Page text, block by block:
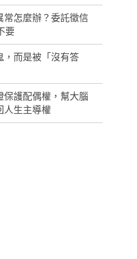
常怎麼辦？委託徵信
要
，而是被「沒有答
保護配偶權，幫大腦
人生主導權